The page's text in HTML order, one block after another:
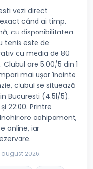
vezi direct
când ai timp.
cu disponibilitatea
tenis este de
cu media de 80
are 5.00/5 din 1
mai ușor înainte
clubul se situează
Bucuresti (4.51/5).
22:00. Printre
echipament,
online, iar
august 2026.